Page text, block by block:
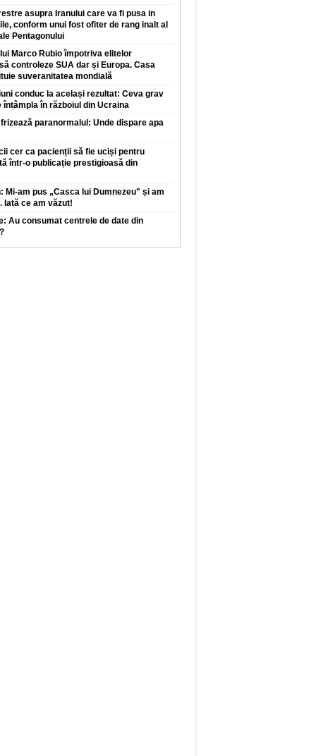
asupra Iranului care va fi pusa in
conform unui fost ofiter de rang inalt al
Pentagonului
Marco Rubio împotriva elitelor
controleze SUA dar și Europa. Casa
suveranitatea mondială
conduc la același rezultat: Ceva grav
întâmpla în războiul din Ucraina
paranormalul: Unde dispare apa
cer ca pacienții să fie uciși pentru
într-o publicație prestigioasă din
Mi-am pus „Casca lui Dumnezeu" și am
Iată ce am văzut!
Au consumat centrele de date din